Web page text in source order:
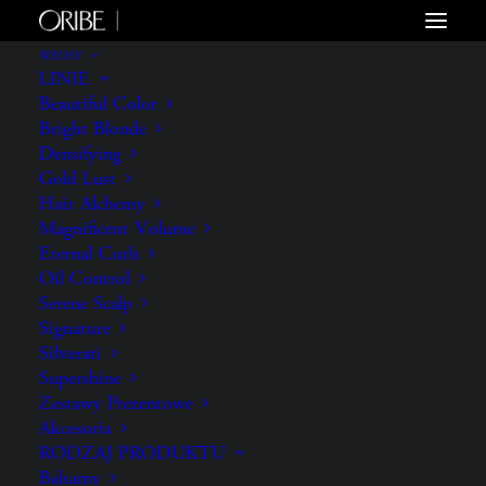
WŁOSY
LINIE
Beautiful Color
Bright Blonde
Densifying
Gold Lust
Hair Alchemy
Magnificent Volume
Eternal Curls
Oil Control
Serene Scalp
Signature
Silverati
Supershine
Zestawy Prezentowe
Akcesoria
RODZAJ PRODUKTU
Balsamy